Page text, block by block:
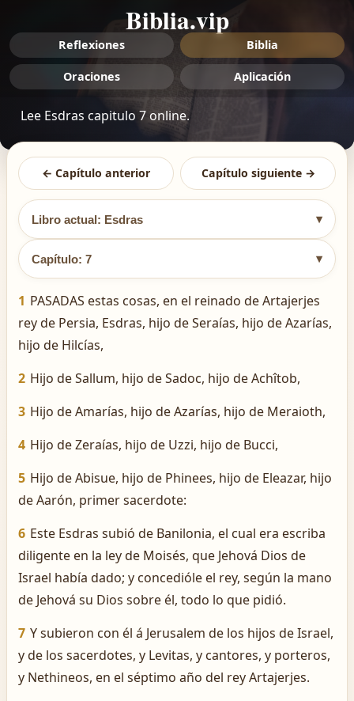
Biblia.vip
Reflexiones Biblia
Oraciones Aplicación
Lee Esdras capitulo 7 online.
← Capítulo anterior Capítulo siguiente →
Libro actual: Esdras ▾
Capítulo: 7 ▾
1 PASADAS estas cosas, en el reinado de Artajerjes
rey de Persia, Esdras, hijo de Seraías, hijo de Azarías,
hijo de Hilcías,
2 Hijo de Sallum, hijo de Sadoc, hijo de Achîtob,
3 Hijo de Amarías, hijo de Azarías, hijo de Meraioth,
4 Hijo de Zeraías, hijo de Uzzi, hijo de Bucci,
5 Hijo de Abisue, hijo de Phinees, hijo de Eleazar, hijo
de Aarón, primer sacerdote:
6 Este Esdras subió de Banilonia, el cual era escriba
diligente en la ley de Moisés, que Jehová Dios de
Israel había dado; y concedióle el rey, según la mano
de Jehová su Dios sobre él, todo lo que pidió.
7 Y subieron con él á Jerusalem de los hijos de Israel,
y de los sacerdotes, y Levitas, y cantores, y porteros,
y Nethineos, en el séptimo año del rey Artajerjes.